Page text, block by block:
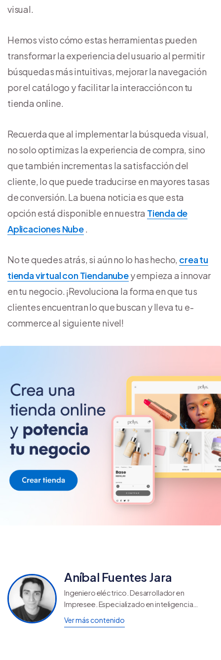
visual.
Hemos visto cómo estas herramientas pueden
transformar la experiencia del usuario al permitir
búsquedas más intuitivas, mejorar la navegación
por el catálogo y facilitar la interacción con tu
tienda online.
Recuerda que al implementar la búsqueda visual,
no solo optimizas la experiencia de compra, sino
que también incrementas la satisfacción del
cliente, lo que puede traducirse en mayores tasas
de conversión. La buena noticia es que esta
opción está disponible en nuestra Tienda de
Aplicaciones Nube.
No te quedes atrás, si aún no lo has hecho, crea tu
tienda virtual con Tiendanubey empieza a innovar
en tu negocio. ¡Revoluciona la forma en que tus
clientes encuentran lo que buscan y lleva tu e-
commerce al siguiente nivel!
Aníbal Fuentes Jara
Ingeniero eléctrico. Desarrollador en
Impresee. Especializado en inteligencia
artificial, data science, procesamiento de
imágenes y texto, y sus aplicaciones en
Ver más contenido